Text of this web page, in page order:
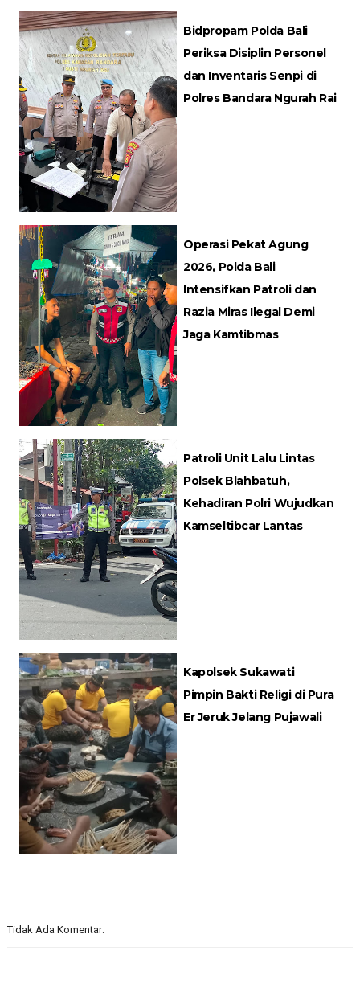
Bidpropam Polda Bali
Periksa Disiplin Personel
dan Inventaris Senpi di
Polres Bandara Ngurah Rai
Operasi Pekat Agung
2026, Polda Bali
Intensifkan Patroli dan
Razia Miras Ilegal Demi
Jaga Kamtibmas
Patroli Unit Lalu Lintas
Polsek Blahbatuh,
Kehadiran Polri Wujudkan
Kamseltibcar Lantas
Kapolsek Sukawati
Pimpin Bakti Religi di Pura
Er Jeruk Jelang Pujawali
Tidak Ada Komentar: